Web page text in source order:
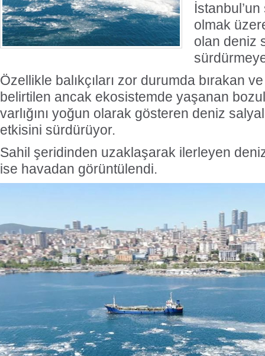
olmak
olan deniz
Özellikle balıkçıları zor durumda bırakan
belirtilen ancak ekosistemde yaşanan
varlığını yoğun olarak gösteren deniz
etkisini sürdürüyor.
Sahil şeridinden uzaklaşarak ilerleyen
ise havadan görüntülendi.